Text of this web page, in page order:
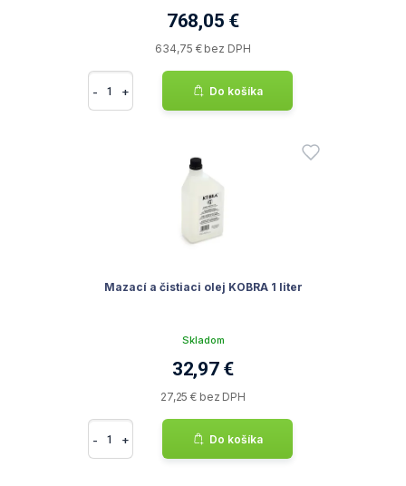
768,05 €
634,75 € bez DPH
- + Do košíka
Mazací a čistiaci olej KOBRA 1 liter
Skladom
32,97 €
27,25 € bez DPH
- + Do košíka